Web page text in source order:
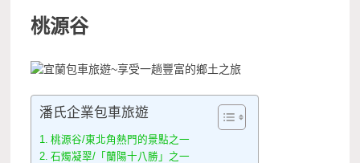
桃源谷
潘氏企業包車旅遊
桃源谷/東北角熱門的景點之一
石燭凝翠/「蘭陽十八勝」之一